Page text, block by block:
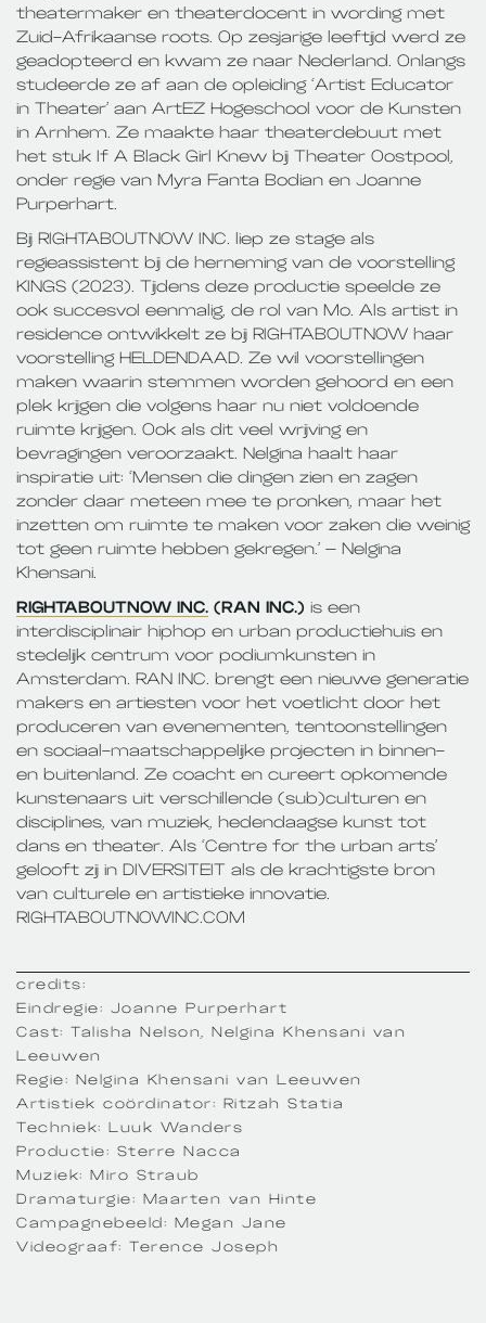
theatermaker en theaterdocent in wording met
Zuid-Afrikaanse roots. Op zesjarige leeftijd werd ze
geadopteerd en kwam ze naar Nederland. Onlangs
studeerde ze af aan de opleiding ‘Artist Educator
in Theater’ aan ArtEZ Hogeschool voor de Kunsten
in Arnhem. Ze maakte haar theaterdebuut met
het stuk If A Black Girl Knew bij Theater Oostpool,
onder regie van Myra Fanta Bodian en Joanne
Purperhart.
Bij RIGHTABOUTNOW INC. liep ze stage als
regieassistent bij de herneming van de voorstelling
KINGS (2023). Tijdens deze productie speelde ze
ook succesvol eenmalig, de rol van Mo. Als artist in
residence ontwikkelt ze bij RIGHTABOUTNOW haar
voorstelling HELDENDAAD. Ze wil voorstellingen
maken waarin stemmen worden gehoord en een
plek krijgen die volgens haar nu niet voldoende
ruimte krijgen. Ook als dit veel wrijving en
bevragingen veroorzaakt. Nelgina haalt haar
inspiratie uit: ‘Mensen die dingen zien en zagen
zonder daar meteen mee te pronken, maar het
inzetten om ruimte te maken voor zaken die weinig
tot geen ruimte hebben gekregen.’ – Nelgina
Khensani.
RIGHTABOUTNOW INC. (RAN INC.) is een
interdisciplinair hiphop en urban productiehuis en
stedelijk centrum voor podiumkunsten in
Amsterdam. RAN INC. brengt een nieuwe generatie
makers en artiesten voor het voetlicht door het
produceren van evenementen, tentoonstellingen
en sociaal-maatschappelijke projecten in binnen-
en buitenland. Ze coacht en cureert opkomende
kunstenaars uit verschillende (sub)culturen en
disciplines, van muziek, hedendaagse kunst tot
dans en theater. Als ‘Centre for the urban arts’
gelooft zij in DIVERSITEIT als de krachtigste bron
van culturele en artistieke innovatie.
RIGHTABOUTNOWINC.COM
credits:
Eindregie: Joanne Purperhart
Cast: Talisha Nelson, Nelgina Khensani van
Leeuwen
Regie: Nelgina Khensani van Leeuwen
Artistiek coördinator: Ritzah Statia
Techniek: Luuk Wanders
Productie: Sterre Nacca
Muziek: Miro Straub
Dramaturgie: Maarten van Hinte
Campagnebeeld: Megan Jane
Videograaf: Terence Joseph